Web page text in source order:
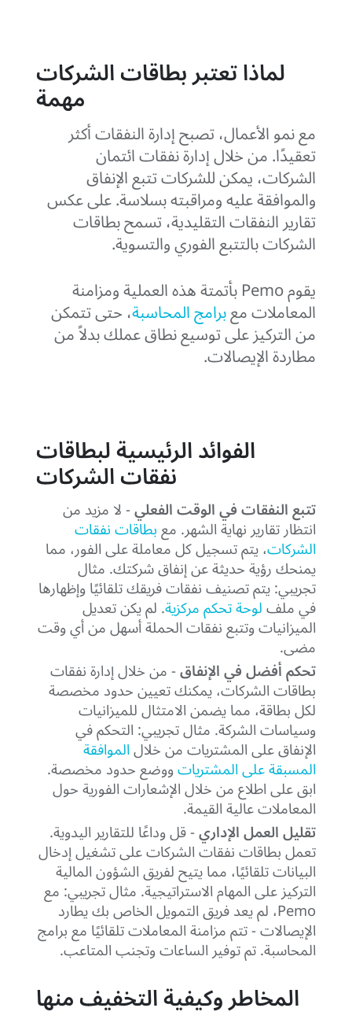
لماذا تعتبر بطاقات الشركات
مهمة
مع نمو الأعمال، تصبح إدارة النفقات أكثر
تعقيدًا. من خلال إدارة نفقات ائتمان
الشركات، يمكن للشركات تتبع الإنفاق
والموافقة عليه ومراقبته بسلاسة. على عكس
تقارير النفقات التقليدية، تسمح بطاقات
الشركات بالتتبع الفوري والتسوية.
يقوم Pemo بأتمتة هذه العملية ومزامنة
المعاملات معبرامج المحاسبة، حتى تتمكن
من التركيز على توسيع نطاق عملك بدلاً من
مطاردة الإيصالات.
الفوائد الرئيسية لبطاقات
نفقات الشركات
تتبع النفقات في الوقت الفعلي- لا مزيد من
انتظار تقارير نهاية الشهر. معبطاقات نفقات
الشركات، يتم تسجيل كل معاملة على الفور، مما
يمنحك رؤية حديثة عن إنفاق شركتك. مثال
تجريبي: يتم تصنيف نفقات فريقك تلقائيًا وإظهارها
في ملفلوحة تحكم مركزية. لم يكن تعديل
الميزانيات وتتبع نفقات الحملة أسهل من أي وقت
مضى.
تحكم أفضل في الإنفاق- من خلال إدارة نفقات
بطاقات الشركات، يمكنك تعيين حدود مخصصة
لكل بطاقة، مما يضمن الامتثال للميزانيات
وسياسات الشركة. مثال تجريبي: التحكم في
الإنفاق على المشتريات من خلالالموافقة
المسبقة على المشترياتووضع حدود مخصصة.
ابق على اطلاع من خلال الإشعارات الفورية حول
المعاملات عالية القيمة.
تقليل العمل الإداري- قل وداعًا للتقارير اليدوية.
تعمل بطاقات نفقات الشركات على تشغيل إدخال
البيانات تلقائيًا، مما يتيح لفريق الشؤون المالية
التركيز على المهام الاستراتيجية. مثال تجريبي: مع
Pemo، لم يعد فريق التمويل الخاص بك يطارد
الإيصالات - تتم مزامنة المعاملات تلقائيًا مع برامج
المحاسبة. تم توفير الساعات وتجنب المتاعب.
المخاطر وكيفية التخفيف منها